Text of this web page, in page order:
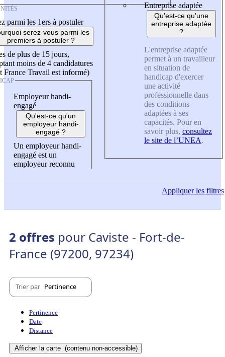
parmi les 1ers à postuler
serez-vous parmi les
premiers à postuler ?
de plus de 15 jours,
moins de 4 candidatures
France Travail est informé)
Employeur handi-
engagé
Qu'est-ce qu'un
employeur handi-
engagé ?
Un employeur handi-
engagé est un
employeur reconnu
Entreprise adaptée
Qu'est-ce qu'une
entreprise adaptée
?
L'entreprise adaptée
permet à un travailleur
en situation de
handicap d'exercer
une activité
professionnelle dans
des conditions
adaptées à ses
capacités. Pour en
savoir plus, consultez
le site de l’UNEA.
Appliquerles filtres
2 offres pour Caviste - Fort-de-
France (97200, 97234)
Trier par Pertinence
Pertinence
Date
Distance
Afficher la carte (contenu non-accessible)